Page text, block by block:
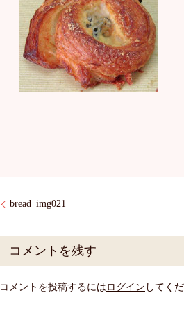
bread_img021
コメントを残す
コメントを投稿するには ログイン してく